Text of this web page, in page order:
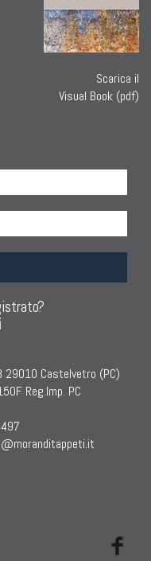
Scarica il
Visual Book (pdf)
29010 Castelvetro (PC)
Reg.Imp. PC